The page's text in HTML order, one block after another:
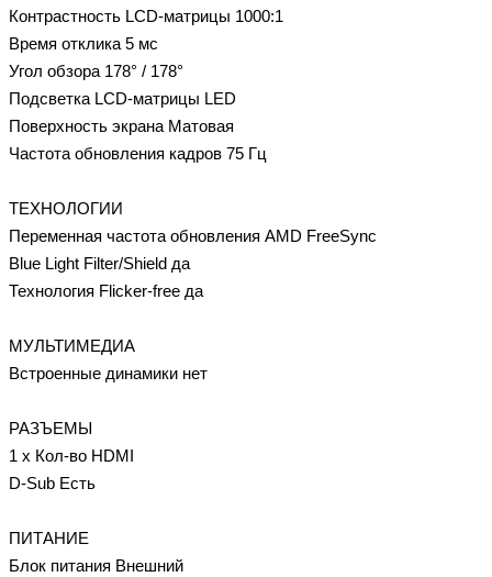
Контрастность LCD-матрицы 1000:1
Время отклика 5 мс
Угол обзора 178° / 178°
Подсветка LCD-матрицы LED
Поверхность экрана Матовая
Частота обновления кадров 75 Гц
ТЕХНОЛОГИИ
Переменная частота обновления AMD FreeSync
Blue Light Filter/Shield да
Технология Flicker-free да
МУЛЬТИМЕДИА
Встроенные динамики нет
РАЗЪЕМЫ
1 х Кол-во HDMI
D-Sub Есть
ПИТАНИЕ
Блок питания Внешний